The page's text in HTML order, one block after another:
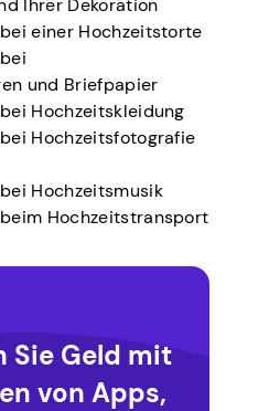
Ihrer Dekoration
einer Hochzeitstorte
und Briefpapier
Hochzeitskleidung
Hochzeitsfotografie
Hochzeitsmusik
Hochzeitstransport
Sie Geld mit
von Apps,